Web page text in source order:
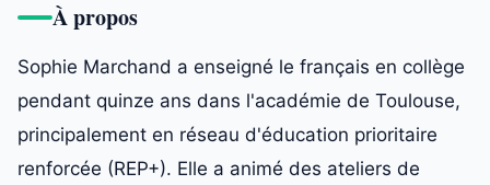
À propos
Sophie Marchand a enseigné le français en collège
pendant quinze ans dans l'académie de Toulouse,
principalement en réseau d'éducation prioritaire
renforcée (REP+). Elle a animé des ateliers de